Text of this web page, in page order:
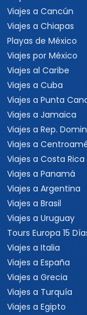
Viajes a Cancún
Viajes a Chiapas
Playas de México
Viajes por México
Viajes al Caribe
Viajes a Cuba
Viajes a Punta
Viajes a Jamaica
Viajes a Rep.
Viajes a
Viajes a Costa Rica
Viajes a Panamá
Viajes a Argentina
Viajes a Brasil
Viajes a Uruguay
Tours Europa 15
Viajes a Italia
Viajes a España
Viajes a Grecia
Viajes a Turquía
Viajes a Egipto